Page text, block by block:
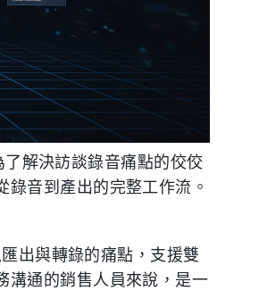
解決訪談錄音痛點的佼佼
音到產出的完整工作流。
出與轉錄的痛點，支援雙
溝通的銷售人員來說，是一